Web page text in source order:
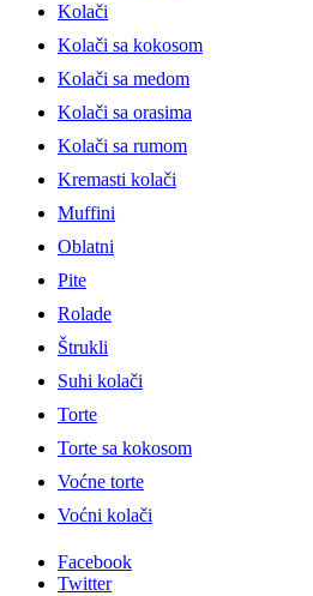
Kolači
Kolači sa kokosom
Kolači sa medom
Kolači sa orasima
Kolači sa rumom
Kremasti kolači
Muffini
Oblatni
Pite
Rolade
Štrukli
Suhi kolači
Torte
Torte sa kokosom
Voćne torte
Voćni kolači
Facebook
Twitter